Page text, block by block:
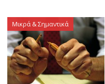
Μικρά & Σημαντικά